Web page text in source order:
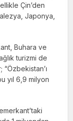
Çin’den
Japonya,
Buhara ve
turizmi de
yıl 6,9 milyon